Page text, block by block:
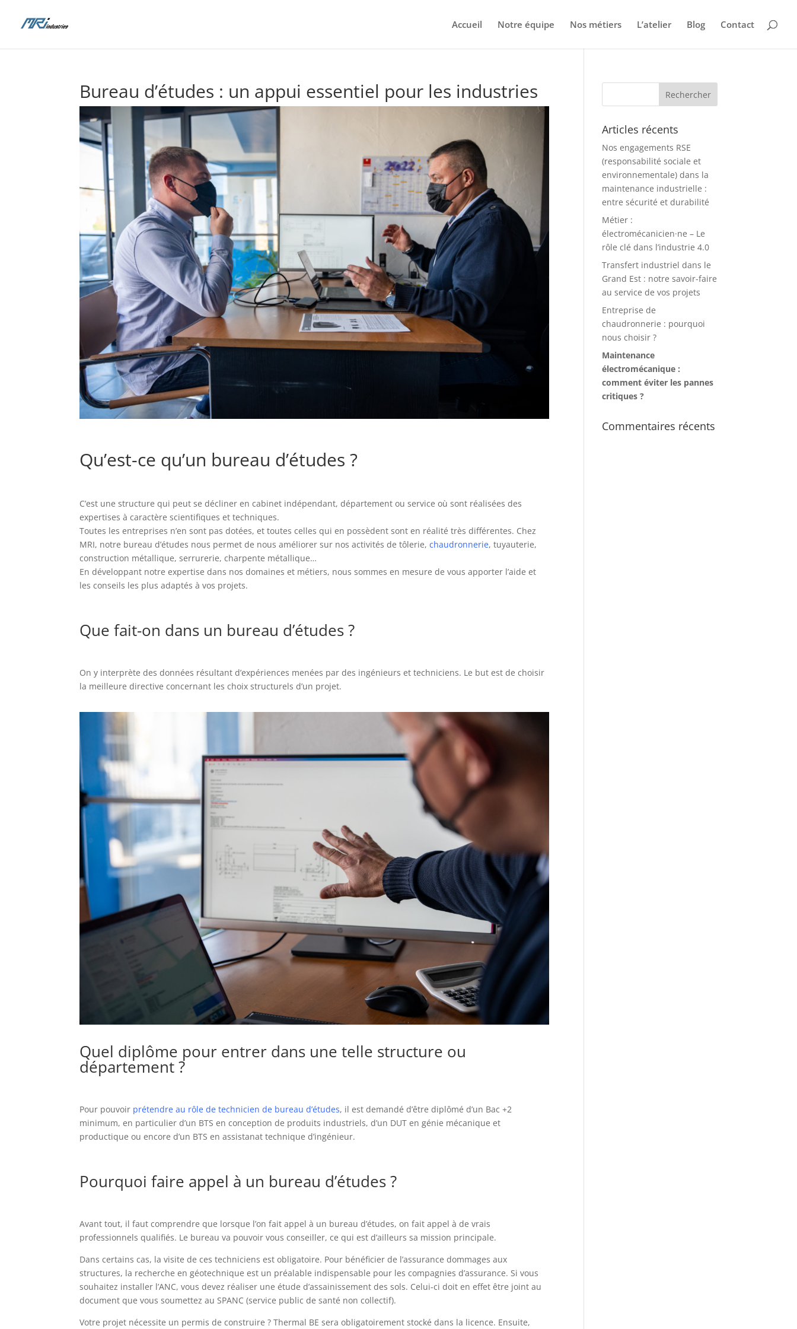
Accueil Notre équipe Nos métiers L’atelier Blog Contact
Bureau d’études : un appui essentiel pour les industries
Qu’est-ce qu’un bureau d’études ?
C’est une structure qui peut se décliner en cabinet indépendant, département ou service où sont réalisées des
expertises à caractère scientifiques et techniques.
Toutes les entreprises n’en sont pas dotées, et toutes celles qui en possèdent sont en réalité très différentes. Chez
MRI, notre bureau d’études nous permet de nous améliorer sur nos activités de tôlerie,chaudronnerie, tuyauterie,
construction métallique, serrurerie, charpente métallique…
En développant notre expertise dans nos domaines et métiers, nous sommes en mesure de vous apporter l’aide et
les conseils les plus adaptés à vos projets.
Que fait-on dans un bureau d’études ?
On y interprète des données résultant d’expériences menées par des ingénieurs et techniciens. Le but est de choisir
la meilleure directive concernant les choix structurels d’un projet.
Quel diplôme pour entrer dans une telle structure ou
département ?
Pour pouvoir prétendre au rôle de technicien de bureau d’études, il est demandé d’être diplômé d’un Bac +2
minimum, en particulier d’un BTS en conception de produits industriels, d’un DUT en génie mécanique et
productique ou encore d’un BTS en assistanat technique d’ingénieur.
Pourquoi faire appel à un bureau d’études ?
Avant tout, il faut comprendre que lorsque l’on fait appel à un bureau d’études, on fait appel à de vrais
professionnels qualifiés. Le bureau va pouvoir vous conseiller, ce qui est d’ailleurs sa mission principale.
Dans certains cas, la visite de ces techniciens est obligatoire. Pour bénéficier de l’assurance dommages aux
structures, la recherche en géotechnique est un préalable indispensable pour les compagnies d’assurance. Si vous
souhaitez installer l’ANC, vous devez réaliser une étude d’assainissement des sols. Celui-ci doit en effet être joint au
document que vous soumettez au SPANC (service public de santé non collectif).
Votre projet nécessite un permis de construire ? Thermal BE sera obligatoirement stocké dans la licence. Ensuite,
Articles récents
Nos engagements RSE
(responsabilité sociale et
environnementale) dans la
maintenance industrielle :
entre sécurité et durabilité
Métier :
électromécanicien·ne – Le
rôle clé dans l’industrie 4.0
Transfert industriel dans le
Grand Est : notre savoir-faire
au service de vos projets
Entreprise de
chaudronnerie : pourquoi
nous choisir ?
Maintenance
électromécanique :
comment éviter les pannes
critiques ?
Commentaires récents